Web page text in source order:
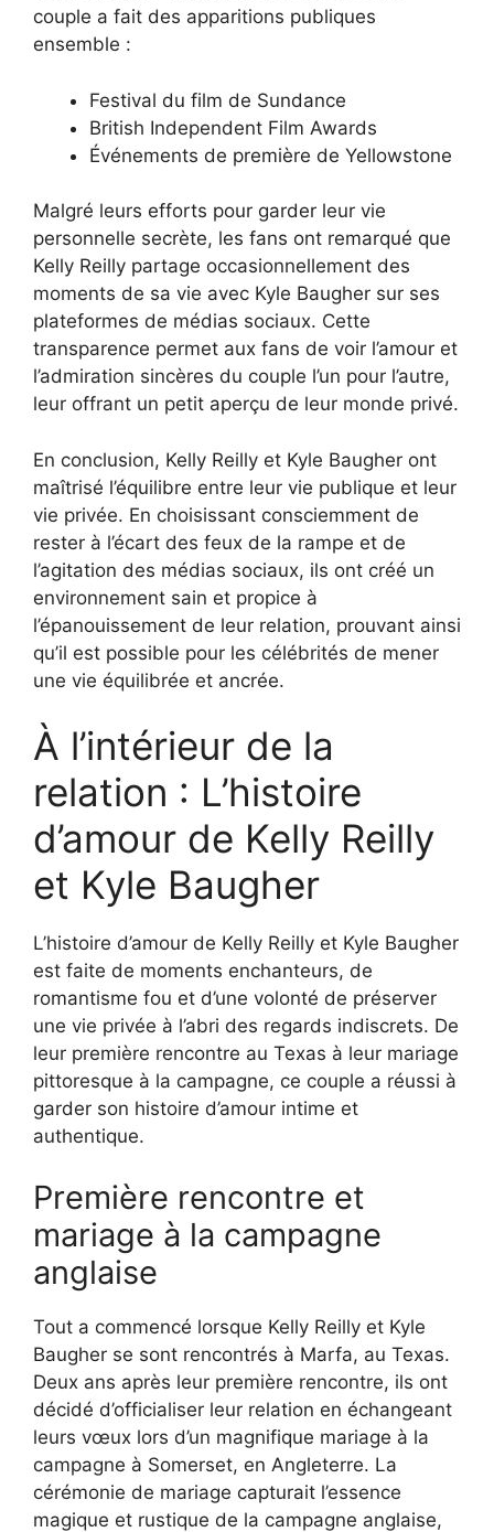
couple a fait des apparitions publiques
ensemble :
Festival du film de Sundance
British Independent Film Awards
Événements de première de Yellowstone
Malgré leurs efforts pour garder leur vie
personnelle secrète, les fans ont remarqué que
Kelly Reilly partage occasionnellement des
moments de sa vie avec Kyle Baugher sur ses
plateformes de médias sociaux. Cette
transparence permet aux fans de voir l’amour et
l’admiration sincères du couple l’un pour l’autre,
leur offrant un petit aperçu de leur monde privé.
En conclusion, Kelly Reilly et Kyle Baugher ont
maîtrisé l’équilibre entre leur vie publique et leur
vie privée. En choisissant consciemment de
rester à l’écart des feux de la rampe et de
l’agitation des médias sociaux, ils ont créé un
environnement sain et propice à
l’épanouissement de leur relation, prouvant ainsi
qu’il est possible pour les célébrités de mener
une vie équilibrée et ancrée.
À l’intérieur de la
relation : L’histoire
d’amour de Kelly Reilly
et Kyle Baugher
L’histoire d’amour de Kelly Reilly et Kyle Baugher
est faite de moments enchanteurs, de
romantisme fou et d’une volonté de préserver
une vie privée à l’abri des regards indiscrets. De
leur première rencontre au Texas à leur mariage
pittoresque à la campagne, ce couple a réussi à
garder son histoire d’amour intime et
authentique.
Première rencontre et
mariage à la campagne
anglaise
Tout a commencé lorsque Kelly Reilly et Kyle
Baugher se sont rencontrés à Marfa, au Texas.
Deux ans après leur première rencontre, ils ont
décidé d’officialiser leur relation en échangeant
leurs vœux lors d’un magnifique mariage à la
campagne à Somerset, en Angleterre. La
cérémonie de mariage capturait l’essence
magique et rustique de la campagne anglaise,